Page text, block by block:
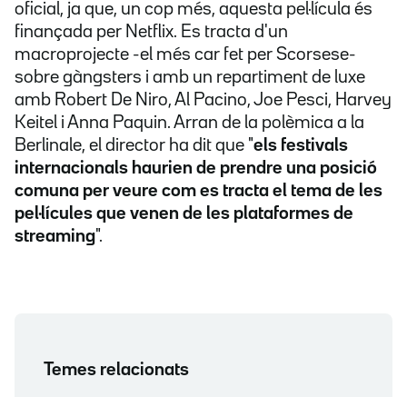
oficial, ja que, un cop més, aquesta pel·lícula és
finançada per Netflix. Es tracta d'un
macroprojecte -el més car fet per Scorsese-
sobre gàngsters i amb un repartiment de luxe
amb Robert De Niro, Al Pacino, Joe Pesci, Harvey
Keitel i Anna Paquin. Arran de la polèmica a la
Berlinale, el director ha dit que "els festivals
internacionals haurien de prendre una posició
comuna per veure com es tracta el tema de les
pel·lícules que venen de les plataformes de
streaming".
Temes relacionats